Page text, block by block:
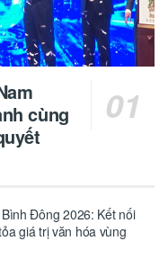
cùng
Đông 2026: Kết nối
giá trị văn hóa vùng